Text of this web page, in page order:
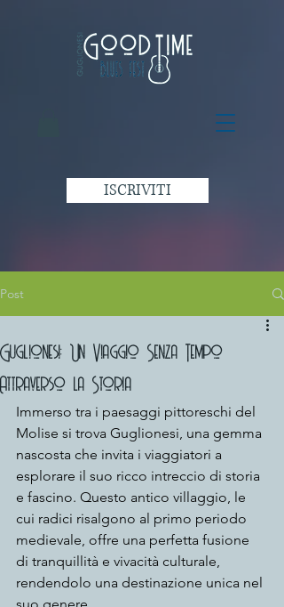
ISCRIVITI
Post
Guglionesi: Un Viaggio Senza Tempo
Attraverso la Storia
Immerso tra i paesaggi pittoreschi del
Molise si trova Guglionesi, una gemma
nascosta che invita i viaggiatori a
esplorare il suo ricco intreccio di storia
e fascino. Questo antico villaggio, le
cui radici risalgono al primo periodo
medievale, offre una perfetta fusione
di tranquillità e vivacità culturale,
rendendolo una destinazione unica nel